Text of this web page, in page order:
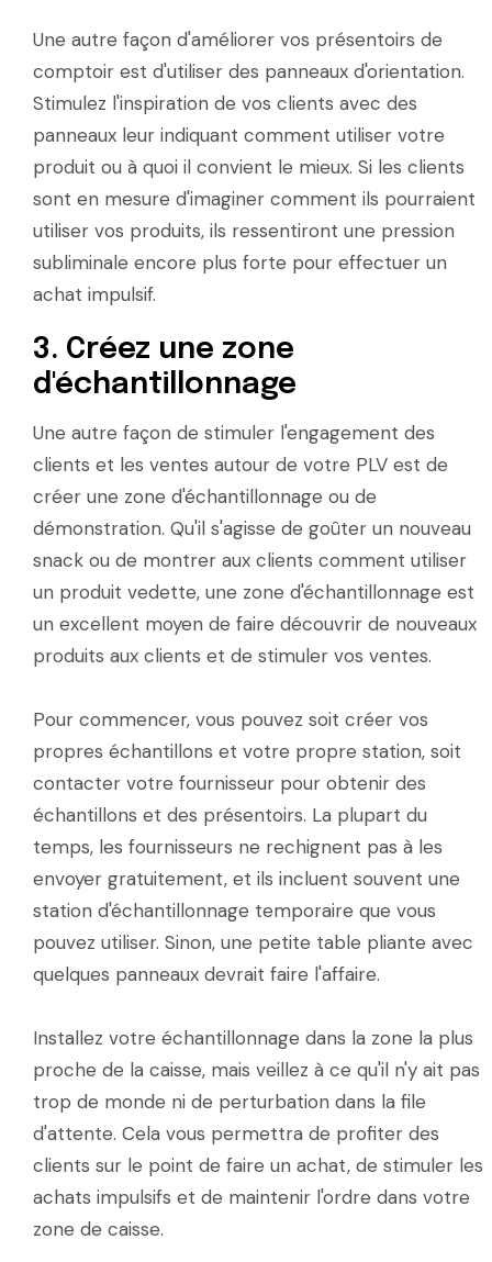
Une autre façon d'améliorer vos présentoirs de
comptoir est d'utiliser des panneaux d'orientation.
Stimulez l'inspiration de vos clients avec des
panneaux leur indiquant comment utiliser votre
produit ou à quoi il convient le mieux. Si les clients
sont en mesure d'imaginer comment ils pourraient
utiliser vos produits, ils ressentiront une pression
subliminale encore plus forte pour effectuer un
achat impulsif.
3. Créez une zone
d'échantillonnage
Une autre façon de stimuler l'engagement des
clients et les ventes autour de votre PLV est de
créer une zone d'échantillonnage ou de
démonstration. Qu'il s'agisse de goûter un nouveau
snack ou de montrer aux clients comment utiliser
un produit vedette, une zone d'échantillonnage est
un excellent moyen de faire découvrir de nouveaux
produits aux clients et de stimuler vos ventes.
Pour commencer, vous pouvez soit créer vos
propres échantillons et votre propre station, soit
contacter votre fournisseur pour obtenir des
échantillons et des présentoirs. La plupart du
temps, les fournisseurs ne rechignent pas à les
envoyer gratuitement, et ils incluent souvent une
station d'échantillonnage temporaire que vous
pouvez utiliser. Sinon, une petite table pliante avec
quelques panneaux devrait faire l'affaire.
Installez votre échantillonnage dans la zone la plus
proche de la caisse, mais veillez à ce qu'il n'y ait pas
trop de monde ni de perturbation dans la file
d'attente. Cela vous permettra de profiter des
clients sur le point de faire un achat, de stimuler les
achats impulsifs et de maintenir l'ordre dans votre
zone de caisse.